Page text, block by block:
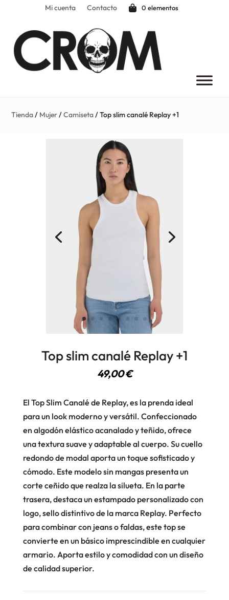
Mi cuenta Contacto 0 elementos
Tienda/ Mujer/Camiseta/ Top slim canalé Replay +1
Top slim canalé Replay +1
49,00€
El Top Slim Canalé de Replay, es la prenda ideal
para un look moderno y versátil. Confeccionado
en algodón elástico acanalado y teñido, ofrece
una textura suave y adaptable al cuerpo. Su cuello
redondo de modal aporta un toque sofisticado y
cómodo. Este modelo sin mangas presenta un
corte ceñido que realza la silueta. En la parte
trasera, destaca un estampado personalizado con
logo, sello distintivo de la marca Replay. Perfecto
para combinar con jeans o faldas, este top se
convierte en un básico imprescindible en cualquier
armario. Aporta estilo y comodidad con un diseño
de calidad superior.